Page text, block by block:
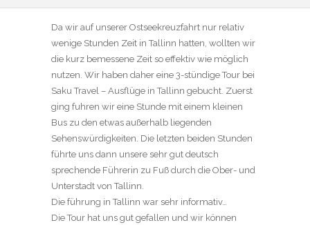
Da wir auf unserer Ostseekreuzfahrt nur relativ
wenige Stunden Zeit in Tallinn hatten, wollten wir
die kurz bemessene Zeit so effektiv wie möglich
nutzen. Wir haben daher eine 3-stündige Tour bei
Saku Travel – Ausflüge in Tallinn gebucht. Zuerst
ging fuhren wir eine Stunde mit einem kleinen
Bus zu den etwas außerhalb liegenden
Sehenswürdigkeiten. Die letzten beiden Stunden
führte uns dann unsere sehr gut deutsch
sprechende Führerin zu Fuß durch die Ober- und
Unterstadt von Tallinn.
Die führung in Tallinn war sehr informativ…
Die Tour hat uns gut gefallen und wir können